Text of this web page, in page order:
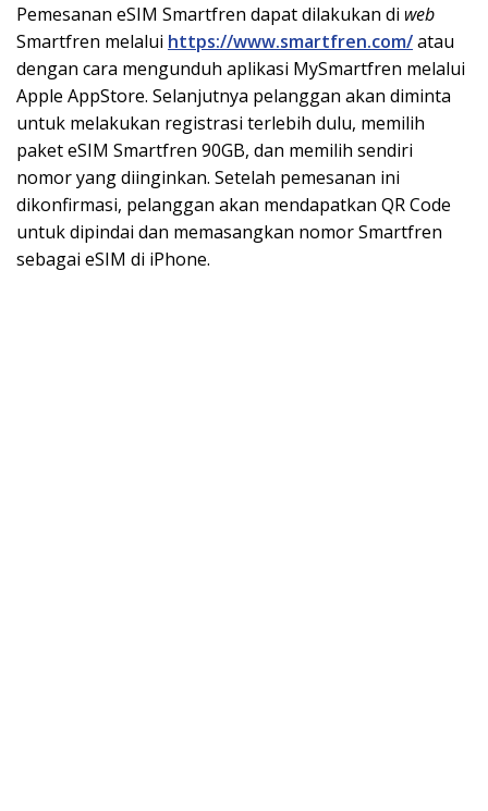
Pemesanan eSIM Smartfren dapat dilakukan di web
Smartfren melalui https://www.smartfren.com/atau
dengan cara mengunduh aplikasi MySmartfren melalui
Apple AppStore. Selanjutnya pelanggan akan diminta
untuk melakukan registrasi terlebih dulu, memilih
paket eSIM Smartfren 90GB, dan memilih sendiri
nomor yang diinginkan. Setelah pemesanan ini
dikonfirmasi, pelanggan akan mendapatkan QR Code
untuk dipindai dan memasangkan nomor Smartfren
sebagai eSIM di iPhone.